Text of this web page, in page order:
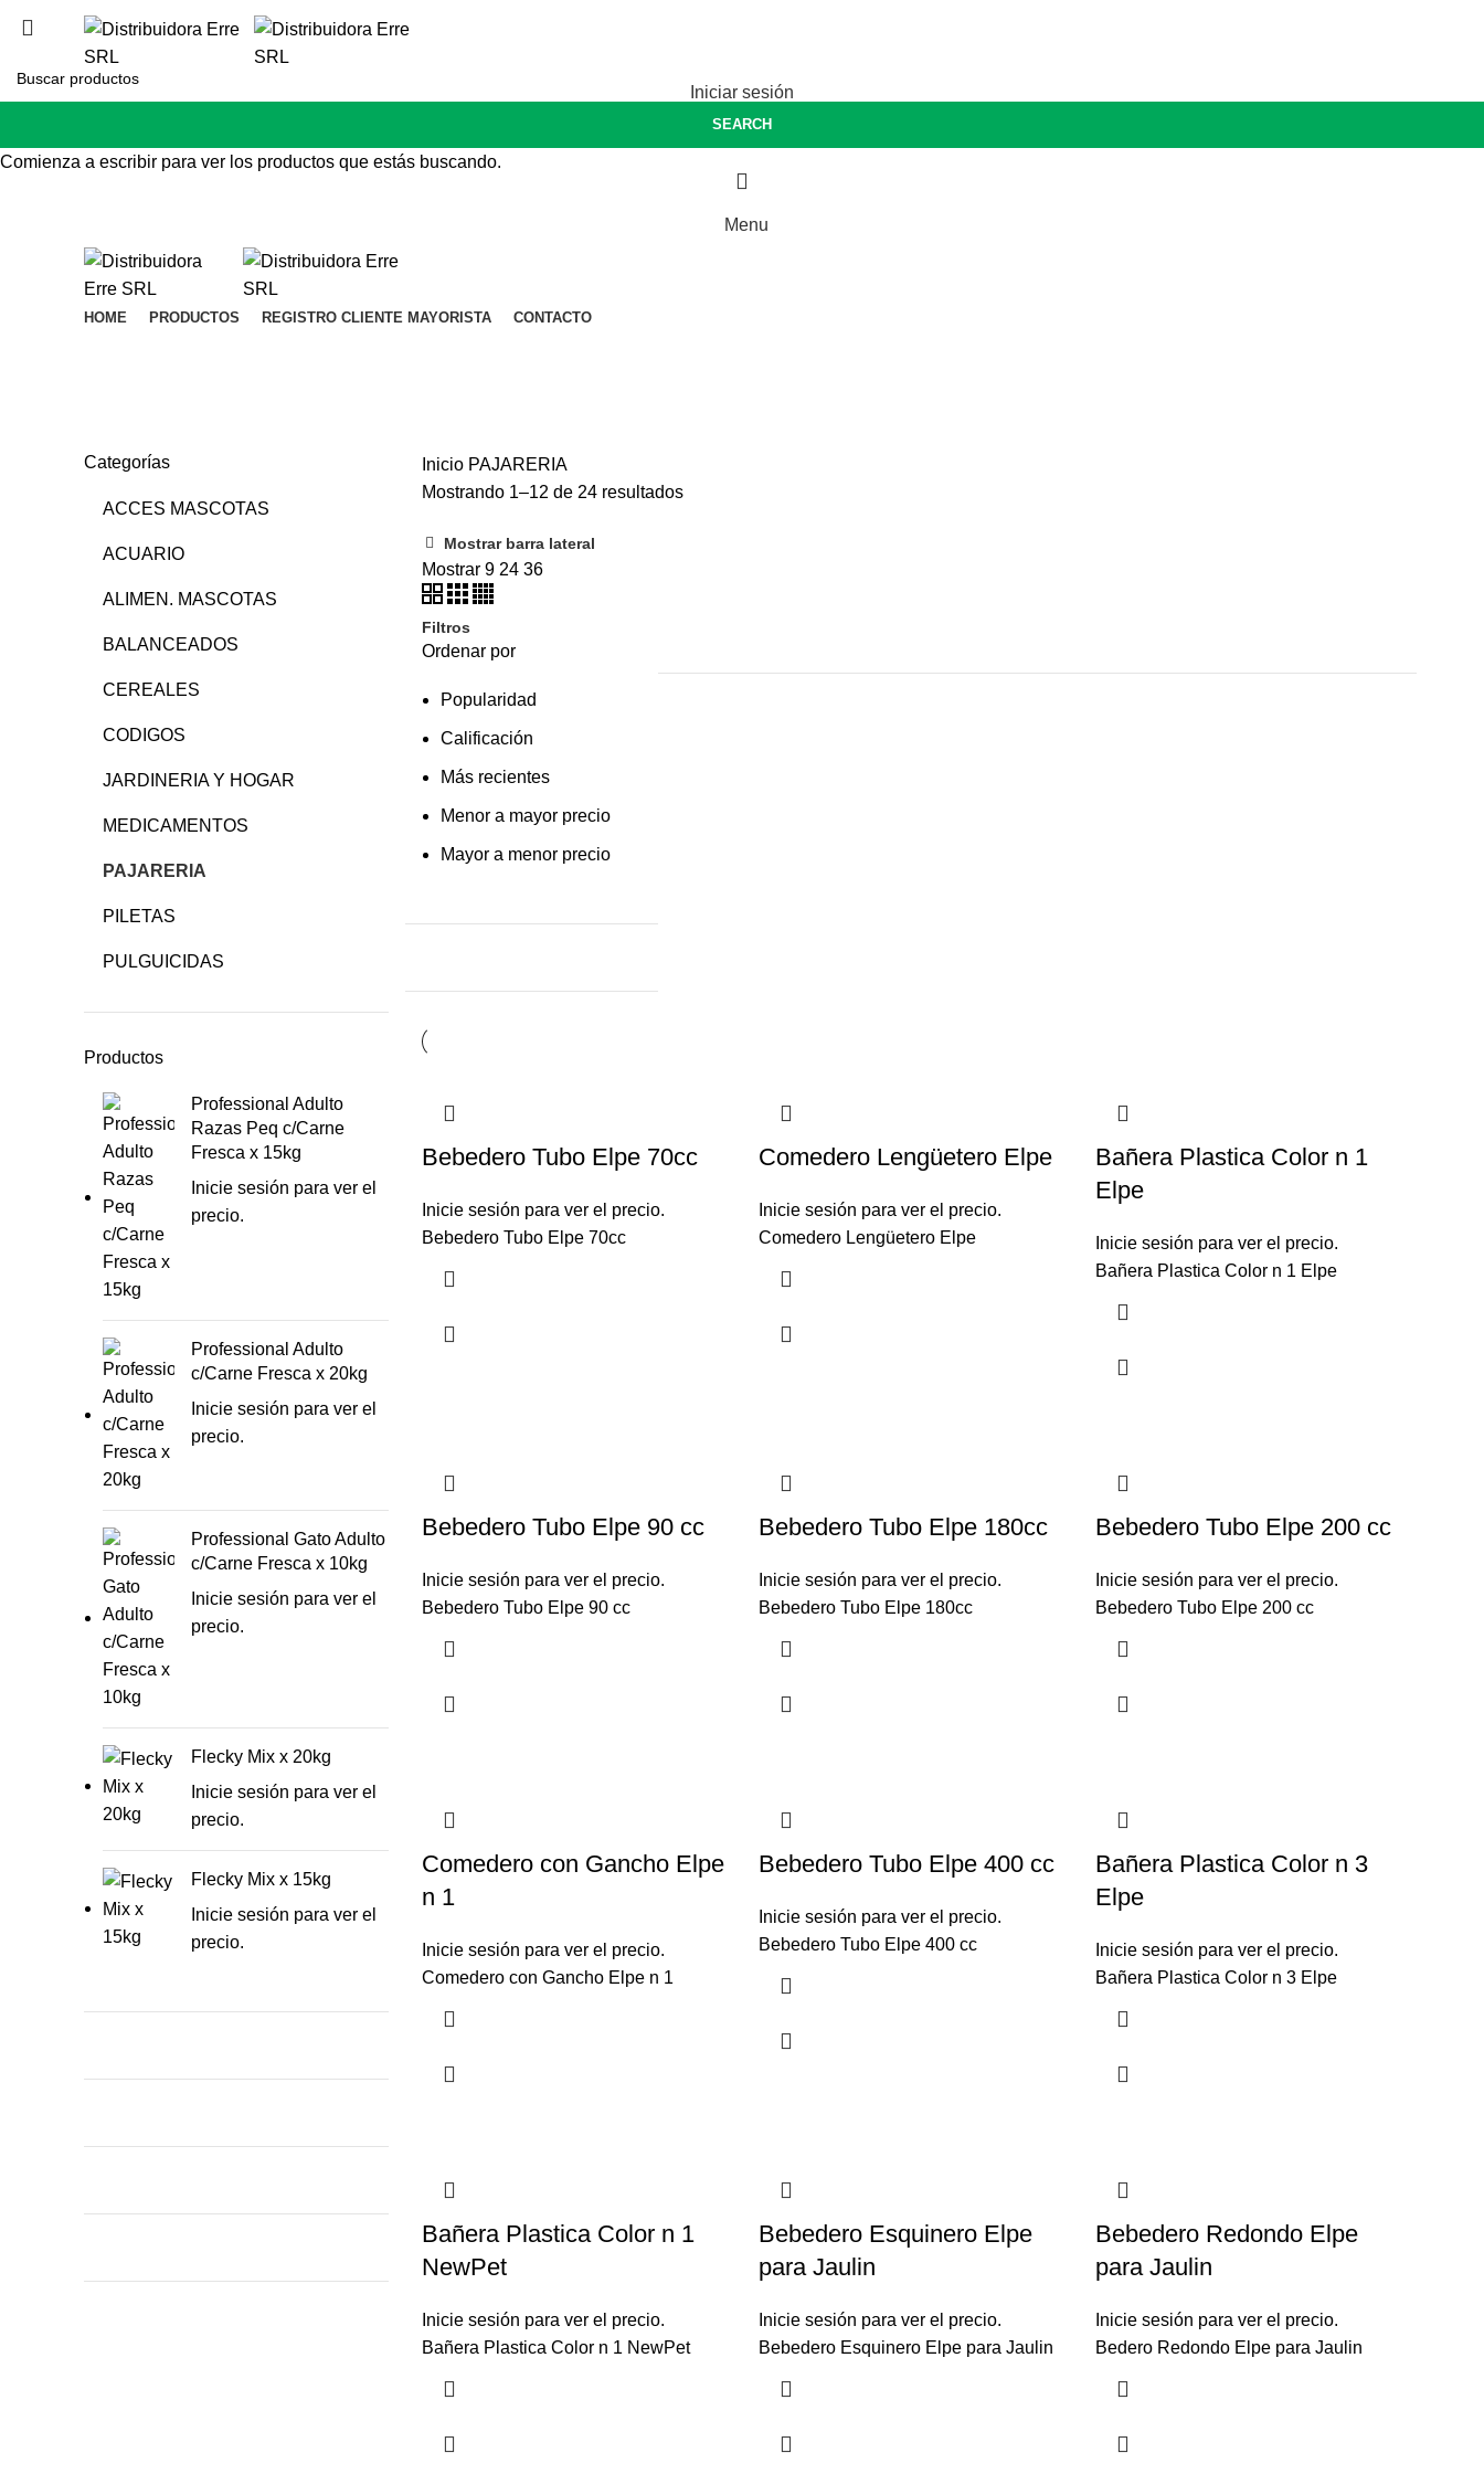
Iniciar sesión
Menu
HOME PRODUCTOS REGISTRO CLIENTE MAYORISTA CONTACTO
Categorías
ACCES MASCOTAS
ACUARIO
ALIMEN. MASCOTAS
BALANCEADOS
CEREALES
CODIGOS
JARDINERIA Y HOGAR
MEDICAMENTOS
PAJARERIA
PILETAS
PULGUICIDAS
Productos
Professional Adulto
Razas Peq c/Carne
Fresca x 15kg
Inicie sesión para ver el
precio.
Professional Adulto
c/Carne Fresca x 20kg
Inicie sesión para ver el
precio.
Professional Gato Adulto
c/Carne Fresca x 10kg
Inicie sesión para ver el
precio.
Flecky Mix x 20kg
Inicie sesión para ver el
precio.
Flecky Mix x 15kg
Inicie sesión para ver el
precio.
Inicio PAJARERIA
Mostrando 1–12 de 24 resultadosOrdenado
Mostrar barra lateral
Mostrar 9 24 36
Filtros
Ordenar por
Popularidad
Calificación
Más recientes
Menor a mayor precio
Mayor a menor precio
Bebedero Tubo Elpe 70cc
Inicie sesión para ver el precio.
Bebedero Tubo Elpe 70cc
Comedero Lengüetero Elpe
Inicie sesión para ver el precio.
Comedero Lengüetero Elpe
Bañera Plastica Color n 1
Elpe
Inicie sesión para ver el precio.
Bañera Plastica Color n 1 Elpe
Bebedero Tubo Elpe 90 cc
Inicie sesión para ver el precio.
Bebedero Tubo Elpe 90 cc
Bebedero Tubo Elpe 180cc
Inicie sesión para ver el precio.
Bebedero Tubo Elpe 180cc
Bebedero Tubo Elpe 200 cc
Inicie sesión para ver el precio.
Bebedero Tubo Elpe 200 cc
Comedero con Gancho Elpe
n 1
Inicie sesión para ver el precio.
Comedero con Gancho Elpe n 1
Bebedero Tubo Elpe 400 cc
Inicie sesión para ver el precio.
Bebedero Tubo Elpe 400 cc
Bañera Plastica Color n 3
Elpe
Inicie sesión para ver el precio.
Bañera Plastica Color n 3 Elpe
Bañera Plastica Color n 1
NewPet
Inicie sesión para ver el precio.
Bañera Plastica Color n 1 NewPet
Bebedero Esquinero Elpe
para Jaulin
Inicie sesión para ver el precio.
Bebedero Esquinero Elpe para Jaulin
Bebedero Redondo Elpe
para Jaulin
Inicie sesión para ver el precio.
Bedero Redondo Elpe para Jaulin
SEARCH
Comienza a escribir para ver los productos que estás buscando.